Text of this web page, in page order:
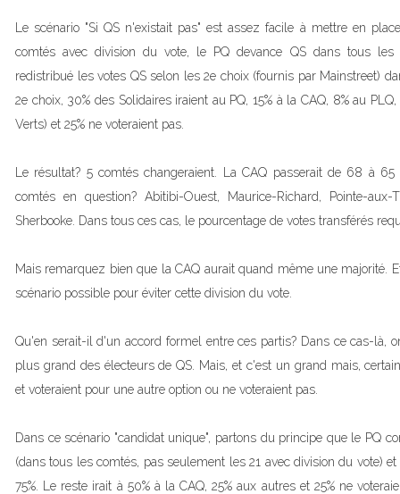
Le scénario "Si QS n'existait pas" est assez facile à mettre en
comtés avec division du vote, le PQ devance QS dans tous
redistribué les votes QS selon les 2e choix (fournis par Mainstreet)
2e choix, 30% des Solidaires iraient au PQ, 15% à la CAQ, 8% au
Verts) et 25% ne voteraient pas.
Le résultat? 5 comtés changeraient. La CAQ passerait de 68 à
comtés en question? Abitibi-Ouest, Maurice-Richard, Pointe-aux-
Sherbooke. Dans tous ces cas, le pourcentage de votes transférés
Mais remarquez bien que la CAQ aurait quand même une majorité.
scénario possible pour éviter cette division du vote.
Qu'en serait-il d'un accord formel entre ces partis? Dans ce cas-là,
plus grand des électeurs de QS. Mais, et c'est un grand mais,
et voteraient pour une autre option ou ne voteraient pas.
Dans ce scénario "candidat unique", partons du principe que le PQ
(dans tous les comtés, pas seulement les 21 avec division du vote)
75%. Le reste irait à 50% à la CAQ, 25% aux autres et 25% ne